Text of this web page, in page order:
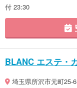
付 23:30
BLANC エステ・
埼玉県所沢市元町25-6